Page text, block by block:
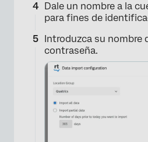
Dale un nombre a la
para fines de
Introduzca su nombre
contraseña.